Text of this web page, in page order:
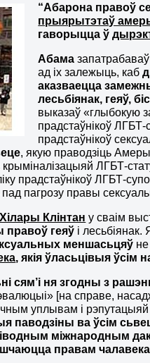
“Абарона правоў с
прыярытэтаў аме
гаворыццаў
Абама
ад іх залежыць, каб
аказваецца
лесьбіянак, геяў,
выказаў «глыбокую
прадстаўнікоў
прадстаўнікоў
, якую праводзіць
ЛГБТ-
прадстаўнікоў ЛГБТ-
пад пагрозу правы
Хілары Клінтан у сваім
правоў геяў і
меншасьцяў
, якія ўласьцівыя ўсім
сям’і ня згодны з
[на справе,
уплывам і
паводзіны ва ўсім
міжнародным
правам